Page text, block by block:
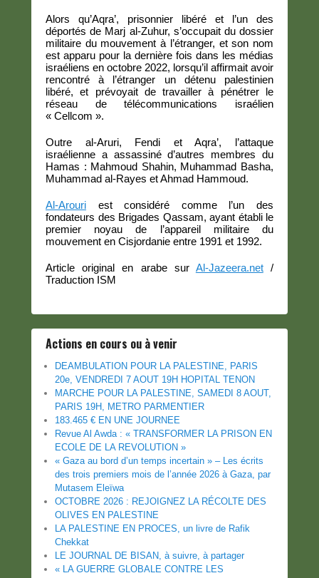
Alors qu’Aqra’, prisonnier libéré et l’un des
déportés de Marj al-Zuhur, s’occupait du dossier
militaire du mouvement à l’étranger, et son nom
est apparu pour la dernière fois dans les médias
israéliens en octobre 2022, lorsqu’il affirmait avoir
rencontré à l’étranger un détenu palestinien
libéré, et prévoyait de travailler à pénétrer le
réseau de télécommunications israélien
« Cellcom ».
Outre al-Aruri, Fendi et Aqra’, l’attaque
israélienne a assassiné d’autres membres du
Hamas : Mahmoud Shahin, Muhammad Basha,
Muhammad al-Rayes et Ahmad Hammoud.
Al-Arouri est considéré comme l’un des
fondateurs des Brigades Qassam, ayant établi le
premier noyau de l’appareil militaire du
mouvement en Cisjordanie entre 1991 et 1992.
Article original en arabe sur Al-Jazeera.net/
Traduction ISM
Actions en cours ou à venir
DEAMBULATION POUR LA PALESTINE, PARIS
20e, VENDREDI 7 AOUT 19H HOPITAL TENON
MARCHE POUR LA PALESTINE, SAMEDI 8 AOUT,
PARIS 19H, METRO PARMENTIER
183.465 € EN UNE JOURNEE
Revue Al Awda : « TRANSFORMER LA PRISON EN
ECOLE DE LA REVOLUTION »
« Gaza au bord d’un temps incertain » – Les écrits
des trois premiers mois de l’année 2026 à Gaza, par
Mutasem Eleïwa
OCTOBRE 2026 : REJOIGNEZ LA RÉCOLTE DES
OLIVES EN PALESTINE
LA PALESTINE EN PROCES, un livre de Rafik
Chekkat
LE JOURNAL DE BISAN, à suivre, à partager
« LA GUERRE GLOBALE CONTRE LES